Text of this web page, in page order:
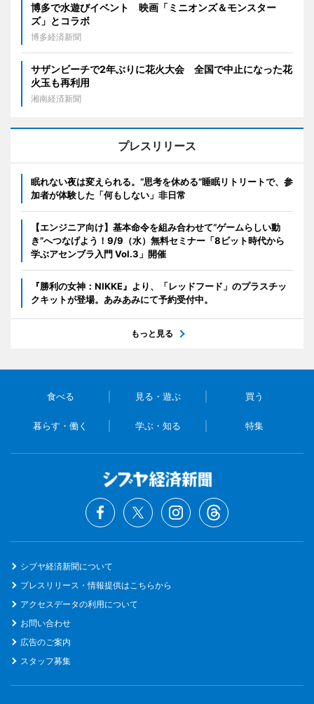
博多で水遊びイベント 映画「ミニオンズ＆モンスター
ズ」とコラボ
博多経済新聞
サザンビーチで2年ぶりに花火大会 全国で中止になった花
火玉も再利用
湘南経済新聞
プレスリリース
眠れない夜は変えられる。“思考を休める”睡眠リトリートで、参
加者が体験した「何もしない」非日常
【エンジニア向け】基本命令を組み合わせて“ゲームらしい動
き”へつなげよう！9/9（水）無料セミナー「8ビット時代から
学ぶアセンブラ入門 Vol.3」開催
『勝利の女神：NIKKE』より、「レッドフード」のプラスチッ
クキットが登場。あみあみにて予約受付中。
もっと見る
食べる 見る・遊ぶ 買う
暮らす・働く 学ぶ・知る 特集
シブヤ経済新聞について
プレスリリース・情報提供はこちらから
アクセスデータの利用について
お問い合わせ
広告のご案内
スタッフ募集